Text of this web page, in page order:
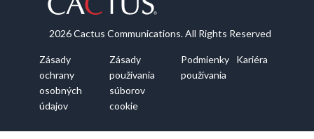
2026 Cactus Communications. All Rights Reserved
Zásady
ochrany
osobných
údajov
Zásady
používania
súborov
cookie
Podmienky
používania
Kariéra